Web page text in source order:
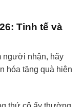
Tinh tế và
người nhận, hãy
hóa tặng quà hiện